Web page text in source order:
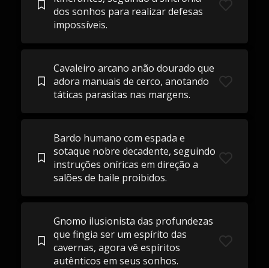
dos sonhos para realizar defesas
impossíveis.
Cavaleiro arcano anão dourado que
adora manuais de cerco, anotando
táticas parasitas nas margens.
Bardo humano com espada e
sotaque nobre decadente, seguindo
instruções oníricas em direção a
salões de baile proibidos.
Gnomo ilusionista das profundezas
que fingia ser um espírito das
cavernas, agora vê espíritos
autênticos em seus sonhos.